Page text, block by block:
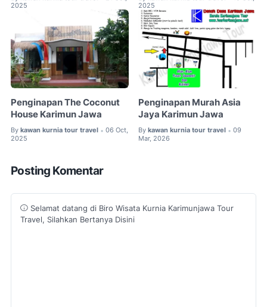
2025
2025
Penginapan The Coconut
House Karimun Jawa
By kawan kurnia tour travel • 06 Oct,
2025
Penginapan Murah Asia
Jaya Karimun Jawa
By kawan kurnia tour travel • 09
Mar, 2026
Posting Komentar
Selamat datang di Biro Wisata Kurnia Karimunjawa Tour
Travel, Silahkan Bertanya Disini